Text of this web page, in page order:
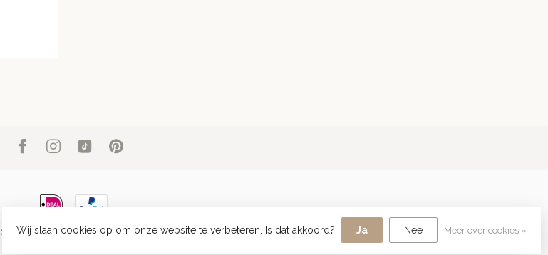
© Copyright 2026 ByJean ByJean
Wij slaan cookies op om onze website te verbeteren. Is dat akkoord? Ja Nee Meer over cookies »